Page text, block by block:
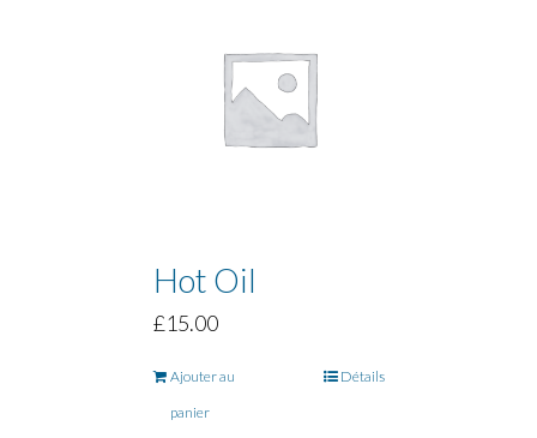
Hot Oil
£15.00
Ajouter au
panier
Détails